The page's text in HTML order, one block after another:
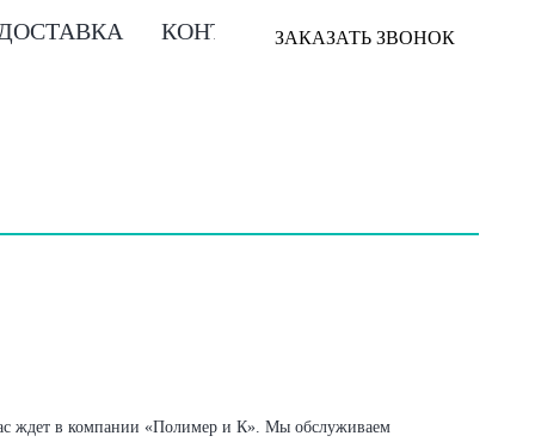
КОНТАКТЫЗАКАЗАТЬ ЗВОНОК
ждет в компании «Полимер и К». Мы обслуживаем